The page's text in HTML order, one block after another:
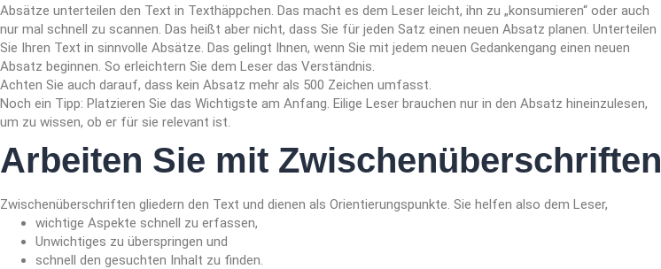
Absätze unterteilen den Text in Texthäppchen. Das macht es dem Leser leicht, ihn zu „konsumieren“ oder auch
nur mal schnell zu scannen. Das heißt aber nicht, dass Sie für jeden Satz einen neuen Absatz planen. Unterteilen
Sie Ihren Text in sinnvolle Absätze. Das gelingt Ihnen, wenn Sie mit jedem neuen Gedankengang einen neuen
Absatz beginnen. So erleichtern Sie dem Leser das Verständnis.
Achten Sie auch darauf, dass kein Absatz mehr als 500 Zeichen umfasst.
Noch ein Tipp: Platzieren Sie das Wichtigste am Anfang. Eilige Leser brauchen nur in den Absatz hineinzulesen,
um zu wissen, ob er für sie relevant ist.
Arbeiten Sie mit Zwischenüberschriften
Zwischenüberschriften gliedern den Text und dienen als Orientierungspunkte. Sie helfen also dem Leser,
wichtige Aspekte schnell zu erfassen,
Unwichtiges zu überspringen und
schnell den gesuchten Inhalt zu finden.